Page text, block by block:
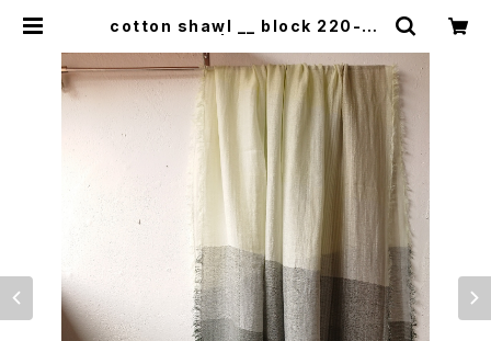
cotton shawl __ block 220-12